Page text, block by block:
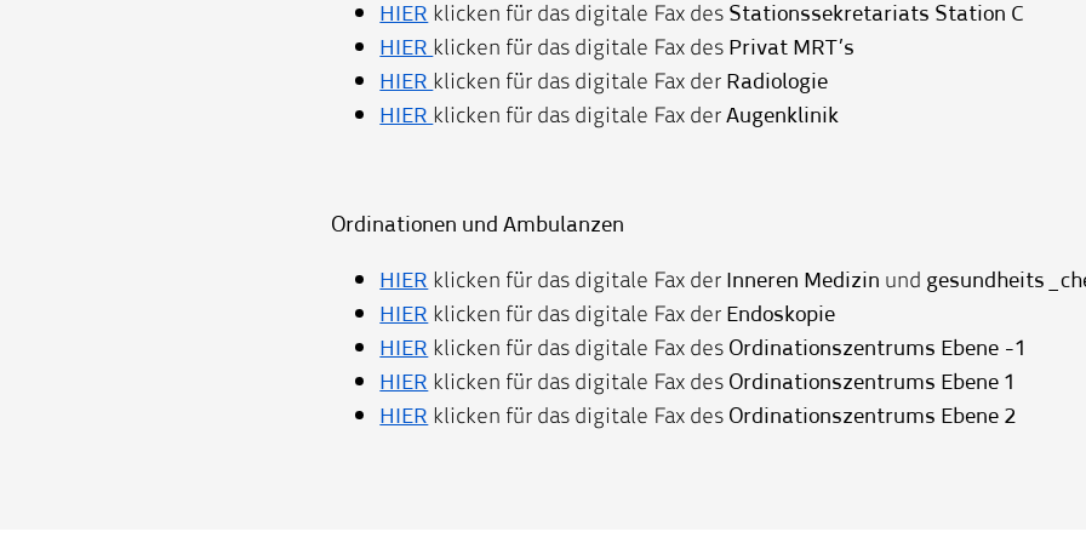
HIER klicken für das digitale Fax desStationssekretariats Station C
HIER klicken für das digitale Fax desPrivat MRT’s
HIER klicken für das digitale Fax derRadiologie
HIER klicken für das digitale Fax derAugenklinik
Ordinationen und Ambulanzen
HIER klicken für das digitale Fax derInneren Medizin und
HIER klicken für das digitale Fax derEndoskopie
HIER klicken für das digitale Fax desOrdinationszentrums Ebene -1
HIER klicken für das digitale Fax desOrdinationszentrums Ebene 1
HIER klicken für das digitale Fax desOrdinationszentrums Ebene 2